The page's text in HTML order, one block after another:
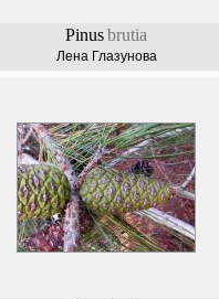
Pinusbrutia
Лена Глазунова